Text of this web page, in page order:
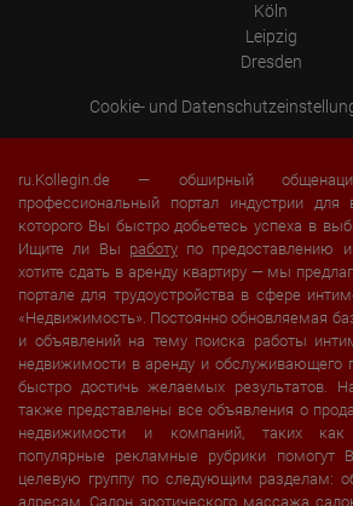
Köln
Leipzig
Dresden
Cookie- und
ru.Kollegin.de — обширный
профессиональный портал индустрии
которого Вы быстро добьетесь успеха в
Ищите ли Вы работупо предоставлению
хотите сдать в аренду квартиру — мы
портале для трудоустройства в сфере
«Недвижимость». Постоянно обновляемая
и объявлений на тему поиска работы
недвижимости в аренду и обслуживающего
быстро достичь желаемых результатов.
также представлены все объявления о
недвижимости и компаний, таких как
популярные рекламные рубрики помогут
целевую группу по следующим разделам:
адресам, Салон эротического массажа